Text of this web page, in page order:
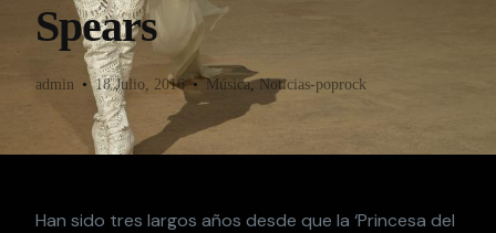
Spears
admin 18 Julio, 2016 Música,Noticias-poprock
Han sido tres largos años desde que la ‘Princesa del